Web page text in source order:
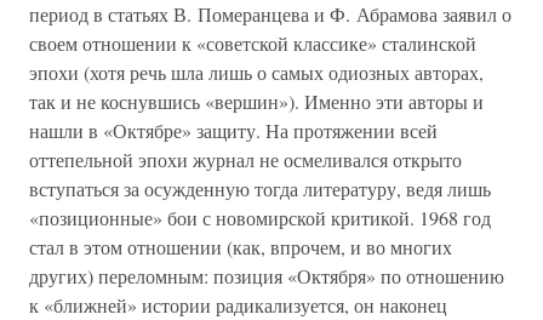
период в статьях В. Померанцева и Ф. Абрамова заявил о
своем отношении к «советской классике» сталинской
эпохи (хотя речь шла лишь о самых одиозных авторах,
так и не коснувшись «вершин»). Именно эти авторы и
нашли в «Октябре» защиту. На протяжении всей
оттепельной эпохи журнал не осмеливался открыто
вступаться за осужденную тогда литературу, ведя лишь
«позиционные» бои с новомирской критикой. 1968 год
стал в этом отношении (как, впрочем, и во многих
других) переломным: позиция «Октября» по отношению
к «ближней» истории радикализуется, он наконец